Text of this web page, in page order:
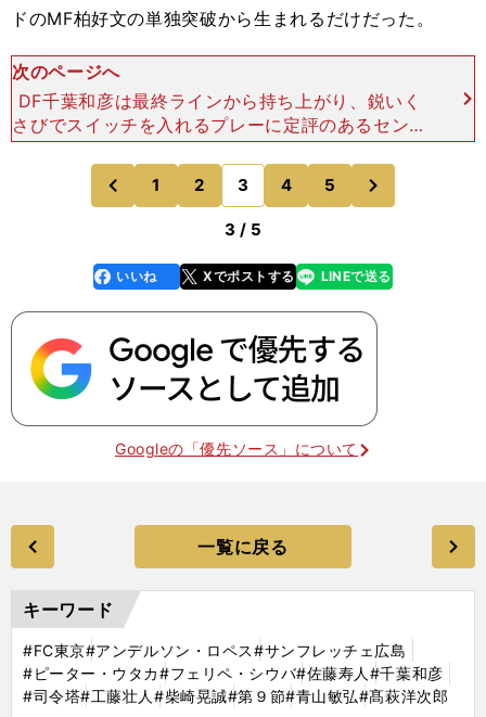
ドのMF柏好文の単独突破から生まれるだけだった。
次のページへ
DF千葉和彦は最終ラインから持ち上がり、鋭いく
さびでスイッチを入れるプレーに定評のあるセンタ
ーバックだ。しかし、この試合ではそうしたプレー
はほとんど見られなかった。「出さないというか、
相手にけっこう
前
のページへ
1 2 3 4 5
のページへ
3 / 5
faceboo
k
いいね Xでポストする
line LINEで送る
Googleの「優先ソース」について
一覧に戻る
キーワード
#FC東京#アンデルソン・ロペス#サンフレッチェ広島
#ピーター・ウタカ#フェリペ・シウバ#佐藤寿人 #千葉和彦
#司令塔#工藤壮人#柴崎晃誠#第９節#青山敏弘#髙萩洋次郎